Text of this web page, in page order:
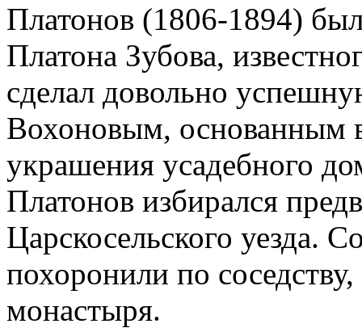
Платонов (1806-1894)
Платона Зубова,
сделал довольно
Вохоновым, основанным
украшения усадебного
Платонов избирался
Царскосельского уезда.
похоронили по
монастыря.